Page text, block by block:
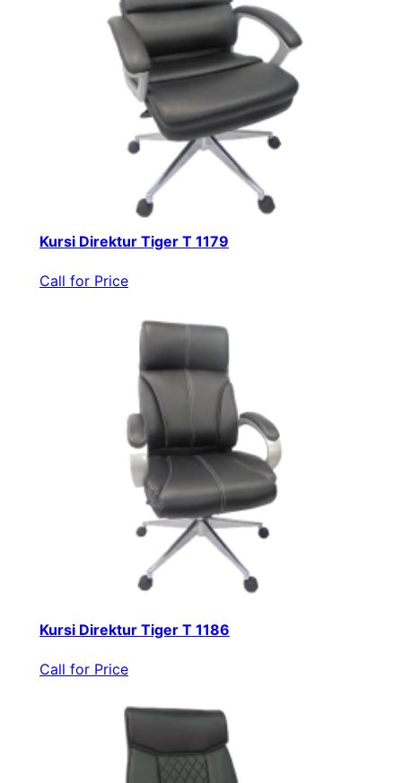
Kursi Direktur Tiger T 1179
Call for Price
Kursi Direktur Tiger T 1186
Call for Price